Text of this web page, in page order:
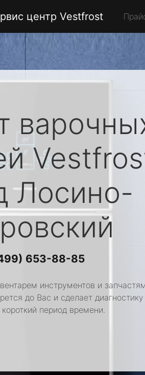
центр Vestfrost
Лосино-
653-88-85
инструментов и
до Вас и сделает
период времени.